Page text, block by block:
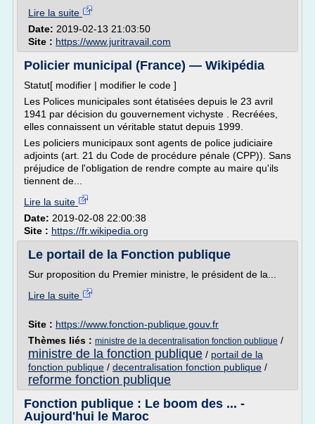
Lire la suite
Date: 2019-02-13 21:03:50
Site : https://www.juritravail.com
Policier municipal (France) — Wikipédia
Statut[ modifier | modifier le code ]
Les Polices municipales sont étatisées depuis le 23 avril
1941 par décision du gouvernement vichyste . Recréées,
elles connaissent un véritable statut depuis 1999.
Les policiers municipaux sont agents de police judiciaire
adjoints (art. 21 du Code de procédure pénale (CPP)). Sans
préjudice de l'obligation de rendre compte au maire qu'ils
tiennent de...
Lire la suite
Date: 2019-02-08 22:00:38
Site : https://fr.wikipedia.org
Le portail de la Fonction publique
Sur proposition du Premier ministre, le président de la...
Lire la suite
Site : https://www.fonction-publique.gouv.fr
Thèmes liés : ministre de la decentralisation fonction publique /
ministre de la fonction publique / portail de la
fonction publique / decentralisation fonction publique /
reforme fonction publique
Fonction publique : Le boom des ... -
Aujourd'hui le Maroc